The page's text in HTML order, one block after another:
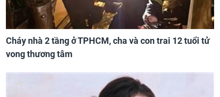
Cháy nhà 2 tầng ở TPHCM, cha và con trai 12 tuổi tử
vong thương tâm